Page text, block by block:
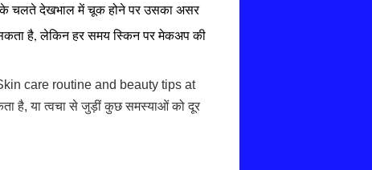
चलते देखभाल में चूक होने पर उसका असर
सकता है, लेकिन हर समय स्किन पर मेकअप की
care routine and beauty tips at
है, या त्वचा से जुड़ीं कुछ समस्याओं को दूर